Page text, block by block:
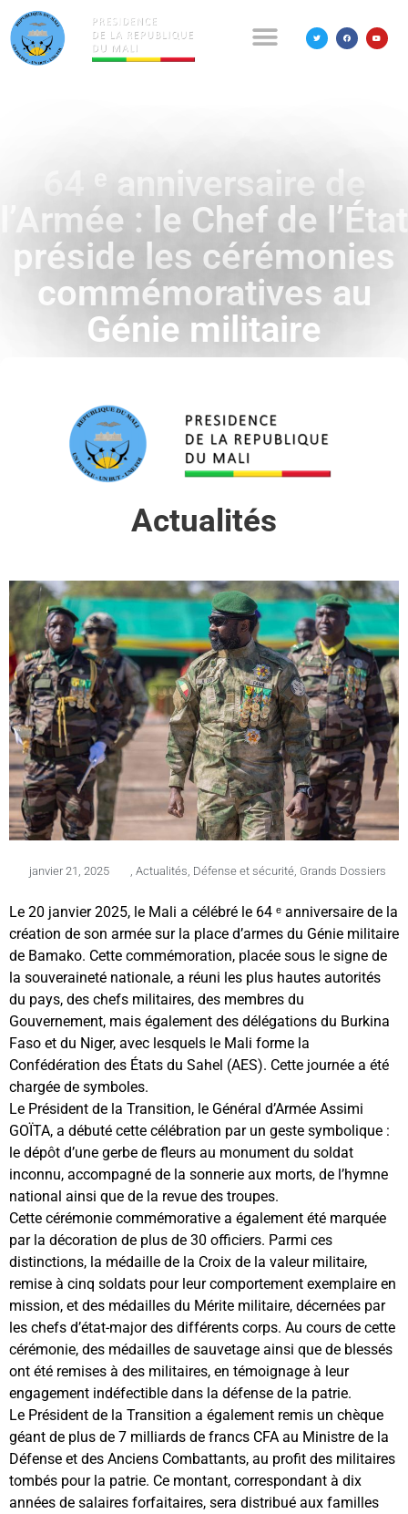
64 ᵉ anniversaire de
l’Armée : le Chef de l’État
préside les cérémonies
commémoratives au
Génie militaire
Actualités
janvier 21, 2025 Actualités Défense et sécurité Grands Dossiers
Le 20 janvier 2025, le Mali a célébré le 64 ᵉ anniversaire de la
création de son armée sur la place d’armes du Génie militaire
de Bamako. Cette commémoration, placée sous le signe de
la souveraineté nationale, a réuni les plus hautes autorités
du pays, des chefs militaires, des membres du
Gouvernement, mais également des délégations du Burkina
Faso et du Niger, avec lesquels le Mali forme la
Confédération des États du Sahel (AES). Cette journée a été
chargée de symboles.
Le Président de la Transition, le Général d’Armée Assimi
GOÏTA, a débuté cette célébration par un geste symbolique :
le dépôt d’une gerbe de fleurs au monument du soldat
inconnu, accompagné de la sonnerie aux morts, de l’hymne
national ainsi que de la revue des troupes.
Cette cérémonie commémorative a également été marquée
par la décoration de plus de 30 officiers. Parmi ces
distinctions, la médaille de la Croix de la valeur militaire,
remise à cinq soldats pour leur comportement exemplaire en
mission, et des médailles du Mérite militaire, décernées par
les chefs d’état-major des différents corps. Au cours de cette
cérémonie, des médailles de sauvetage ainsi que de blessés
ont été remises à des militaires, en témoignage à leur
engagement indéfectible dans la défense de la patrie.
Le Président de la Transition a également remis un chèque
géant de plus de 7 milliards de francs CFA au Ministre de la
Défense et des Anciens Combattants, au profit des militaires
tombés pour la patrie. Ce montant, correspondant à dix
années de salaires forfaitaires, sera distribué aux familles